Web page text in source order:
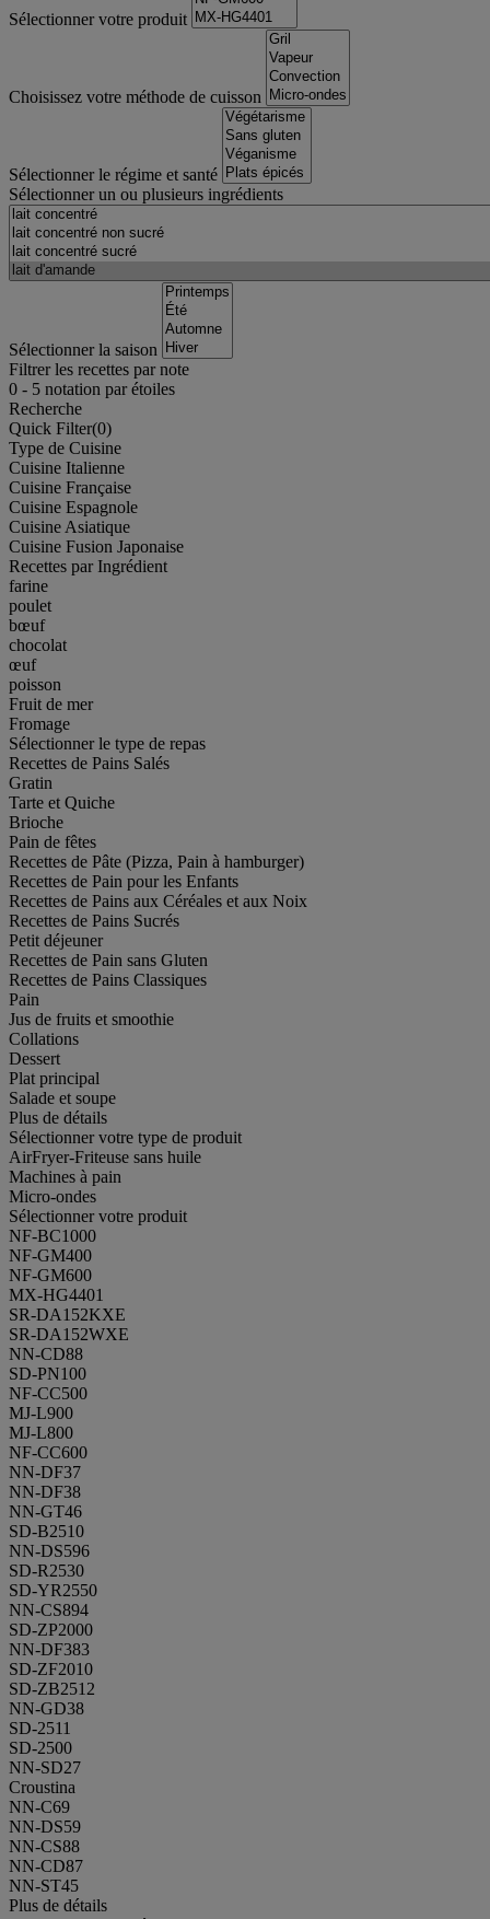
Sélectionner votre produit
Choisissez votre méthode de cuisson
Sélectionner le régime et santé
Sélectionner un ou plusieurs ingrédients
Sélectionner la saison
Filtrer les recettes par note
0 - 5 notation par étoiles
Recherche
Quick Filter(0)
Type de Cuisine
Cuisine Italienne
Cuisine Française
Cuisine Espagnole
Cuisine Asiatique
Cuisine Fusion Japonaise
Recettes par Ingrédient
farine
poulet
bœuf
chocolat
œuf
poisson
Fruit de mer
Fromage
Sélectionner le type de repas
Recettes de Pains Salés
Gratin
Tarte et Quiche
Brioche
Pain de fêtes
Recettes de Pâte (Pizza, Pain à hamburger)
Recettes de Pain pour les Enfants
Recettes de Pains aux Céréales et aux Noix
Recettes de Pains Sucrés
Petit déjeuner
Recettes de Pain sans Gluten
Recettes de Pains Classiques
Pain
Jus de fruits et smoothie
Collations
Dessert
Plat principal
Salade et soupe
Plus de détails
Sélectionner votre type de produit
AirFryer-Friteuse sans huile
Machines à pain
Micro-ondes
Sélectionner votre produit
NF-BC1000
NF-GM400
NF-GM600
MX-HG4401
SR-DA152KXE
SR-DA152WXE
NN-CD88
SD-PN100
NF-CC500
MJ-L900
MJ-L800
NF-CC600
NN-DF37
NN-DF38
NN-GT46
SD-B2510
NN-DS596
SD-R2530
SD-YR2550
NN-CS894
SD-ZP2000
NN-DF383
SD-ZF2010
SD-ZB2512
NN-GD38
SD-2511
SD-2500
NN-SD27
Croustina
NN-C69
NN-DS59
NN-CS88
NN-CD87
NN-ST45
Plus de détails